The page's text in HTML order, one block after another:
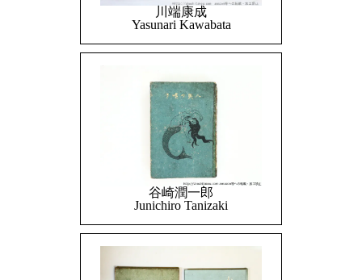
川端康成
Yasunari Kawabata
谷崎潤一郎
Junichiro Tanizaki